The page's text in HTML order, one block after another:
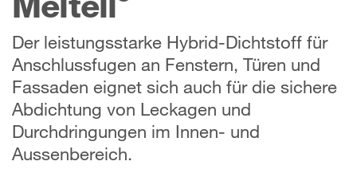
Der leistungsstarke Hybrid-Dichtstoff für
Anschlussfugen an Fenstern, Türen und
Fassaden eignet sich auch für die sichere
Abdichtung von Leckagen und
Durchdringungen im Innen- und
Aussenbereich.